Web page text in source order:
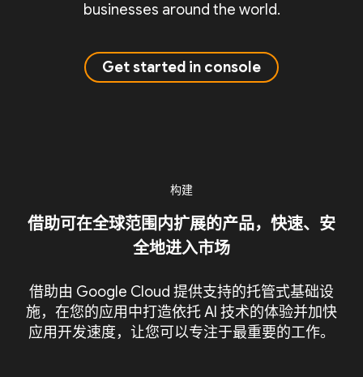
businesses around the world.
Get started in console
构建
借助可在全球范围内扩展的产品，快速、安
全地进入市场
借助由 Google Cloud 提供支持的托管式基础设
施，在您的应用中打造依托 AI 技术的体验并加快
应用开发速度，让您可以专注于最重要的工作。